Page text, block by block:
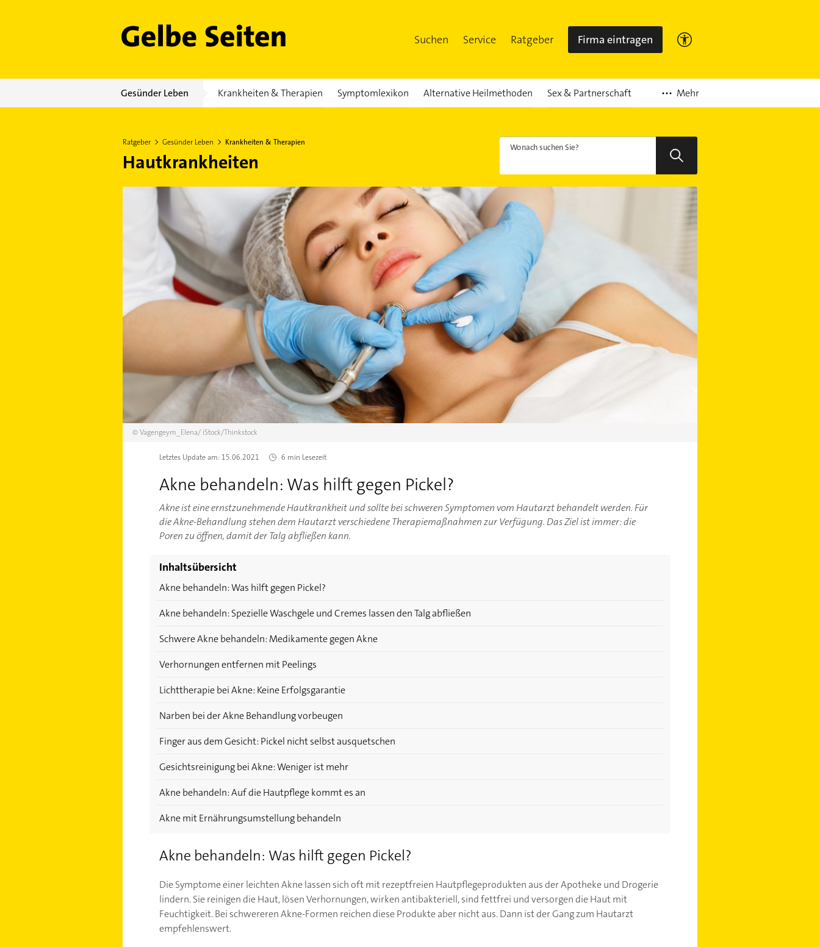
Gelbe Seiten Suchen Service Ratgeber Firma eintragen
Gesünder Leben Krankheiten & Therapien Symptomlexikon Alternative Heilmethoden Sex & Partnerschaft Mehr
Ratgeber Gesünder Leben Krankheiten & Therapien
Hautkrankheiten
Wonach suchen Sie?
©Vagengeym_Elena/ iStock/Thinkstock
Letztes Update am: 15.06.2021 6 min Lesezeit
Akne behandeln: Was hilft gegen Pickel?
Akne ist eine ernstzunehmende Hautkrankheit und sollte bei schweren Symptomen vom Hautarzt behandelt werden. Für
die Akne-Behandlung stehen dem Hautarzt verschiedene Therapiemaßnahmen zur Verfügung. Das Ziel ist immer: die
Poren zu öffnen, damit der Talg abfließen kann.
Inhaltsübersicht
Akne behandeln: Was hilft gegen Pickel?
Akne behandeln: Spezielle Waschgele und Cremes lassen den Talg abfließen
Schwere Akne behandeln: Medikamente gegen Akne
Verhornungen entfernen mit Peelings
Lichttherapie bei Akne: Keine Erfolgsgarantie
Narben bei der Akne Behandlung vorbeugen
Finger aus dem Gesicht: Pickel nicht selbst ausquetschen
Gesichtsreinigung bei Akne: Weniger ist mehr
Akne behandeln: Auf die Hautpflege kommt es an
Akne mit Ernährungsumstellung behandeln
Akne behandeln: Was hilft gegen Pickel?
Die Symptome einer leichten Akne lassen sich oft mit rezeptfreien Hautpflegeprodukten aus der Apotheke und Drogerie
lindern. Sie reinigen die Haut, lösen Verhornungen, wirken antibakteriell, sind fettfrei und versorgen die Haut mit
Feuchtigkeit. Bei schwereren Akne-Formen reichen diese Produkte aber nicht aus. Dann ist der Gang zum Hautarzt
empfehlenswert.